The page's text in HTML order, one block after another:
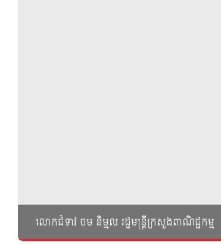
លោកជំទាវ ចម និម្មល រដ្ឋមន្ត្រីក្រសួងពាណិជ្ជកម្ម